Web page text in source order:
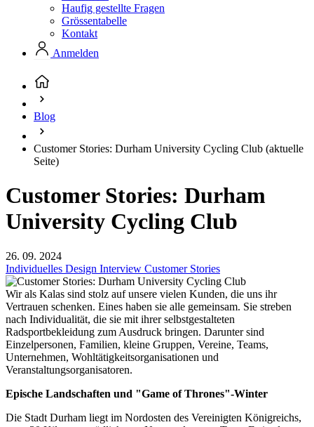
Blog
Customer Stories: Durham University Cycling Club
Seite)
Customer Stories: Durham
University Cycling Club
26. 09. 2024
Wir als Kalas sind stolz auf unsere vielen Kunden, die uns ihr
nach Individualität, die sie mit ihrer selbstgestalteten
Radsportbekleidung zum Ausdruck bringen. Darunter sind
Einzelpersonen, Familien, kleine Gruppen, Vereine, Teams,
Unternehmen, Wohltätigkeitsorganisationen und
Veranstaltungsorganisatoren.
Epische Landschaften und "Game of Thrones"-Winter
Die Stadt Durham liegt im Nordosten des Vereinigten Königreichs,
etwa 30 Kilometer südlich von Newcastle-upon-Tyne. Es ist der
zerklüftete und abgelegene Landschaft bekannt ist. Im Westen der
das als "Area of Outstanding Natural Beauty" ausgewiesen ist.